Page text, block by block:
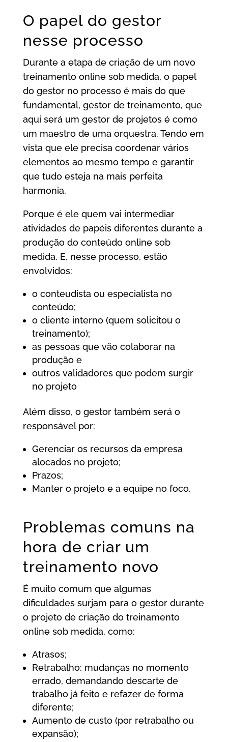
O papel do gestor
nesse processo
Durante a etapa de criação de um novo
treinamento online sob medida, o papel
do gestor no processo é mais do que
fundamental, gestor de treinamento, que
aqui será um gestor de projetos é como
um maestro de uma orquestra. Tendo em
vista que ele precisa coordenar vários
elementos ao mesmo tempo e garantir
que tudo esteja na mais perfeita
harmonia.
Porque é ele quem vai intermediar
atividades de papéis diferentes durante a
produção do conteúdo online sob
medida. E, nesse processo, estão
envolvidos:
o conteudista ou especialista no
conteúdo;
o cliente interno (quem solicitou o
treinamento);
as pessoas que vão colaborar na
produção e
outros validadores que podem surgir
no projeto
Além disso, o gestor também será o
responsável por:
Gerenciar os recursos da empresa
alocados no projeto;
Prazos;
Manter o projeto e a equipe no foco.
Problemas comuns na
hora de criar um
treinamento novo
É muito comum que algumas
dificuldades surjam para o gestor durante
o projeto de criação do treinamento
online sob medida, como:
Atrasos;
Retrabalho: mudanças no momento
errado, demandando descarte de
trabalho já feito e refazer de forma
diferente;
Aumento de custo (por retrabalho ou
expansão);